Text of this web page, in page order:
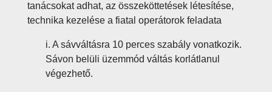
tanácsokat adhat, az összeköttetések létesítése,
technika kezelése a fiatal operátorok feladata
i. A sávváltásra 10 perces szabály vonatkozik.
Sávon belüli üzemmód váltás korlátlanul
végezhető.